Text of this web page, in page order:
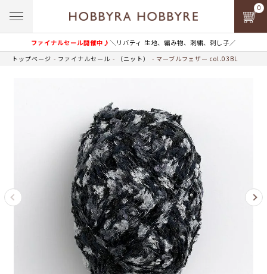
ファイナルセール開催中♪＼リバティ 生地、編み物、刺繍、刺し子／
0
トップページ ファイナルセール （ニット） マーブルフェザー col.03BL